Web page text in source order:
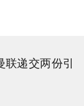
递交两份引